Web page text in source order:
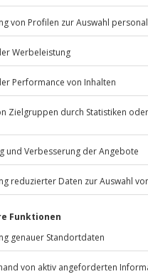
verfügbar.
(je nach
©
Mühldorfstraße 8
81671 München
außer an bundesweiten